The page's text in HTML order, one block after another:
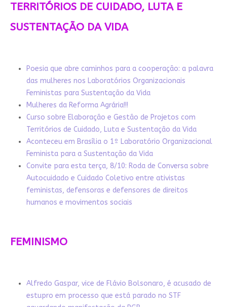
TERRITÓRIOS DE CUIDADO, LUTA E
SUSTENTAÇÃO DA VIDA
Poesia que abre caminhos para a cooperação: a palavra
das mulheres nos Laboratórios Organizacionais
Feministas para Sustentação da Vida
Mulheres da Reforma Agrária!!!
Curso sobre Elaboração e Gestão de Projetos com
Territórios de Cuidado, Luta e Sustentação da Vida
Aconteceu em Brasília o 1º Laboratório Organizacional
Feminista para a Sustentação da Vida
Convite para esta terça, 8/10: Roda de Conversa sobre
Autocuidado e Cuidado Coletivo entre ativistas
feministas, defensoras e defensores de direitos
humanos e movimentos sociais
FEMINISMO
Alfredo Gaspar, vice de Flávio Bolsonaro, é acusado de
estupro em processo que está parado no STF